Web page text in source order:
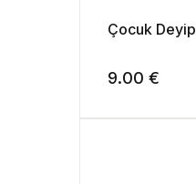
Çocuk
9.00 €